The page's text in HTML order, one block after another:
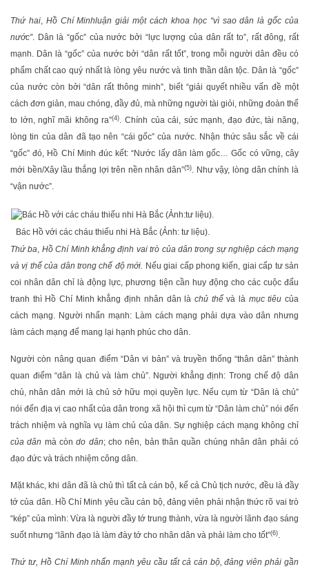
Thứ hai, Hồ Chí Minhluận giải một cách khoa học “vì sao dân là gốc của
nước”. Dân là “gốc” của nước bởi “lực lượng của dân rất to”, rất đông, rất
mạnh. Dân là “gốc” của nước bởi “dân rất tốt”, trong mỗi người dân đều có
phẩm chất cao quý nhất là lòng yêu nước và tinh thần dân tộc. Dân là “gốc”
của nước còn bởi “dân rất thông minh”, biết “giải quyết nhiều vấn đề một
cách đơn giản, mau chóng, đầy đủ, mà những người tài giỏi, những đoàn thể
to lớn, nghĩ mãi không ra”(4). Chính của cải, sức mạnh, đạo đức, tài năng,
lòng tin của dân đã tạo nên “cái gốc” của nước. Nhận thức sâu sắc về cái
“gốc” đó, Hồ Chí Minh đúc kết: “Nước lấy dân làm gốc… Gốc có vững, cây
mới bền/Xây lầu thắng lợi trên nền nhân dân”(5). Như vậy, lòng dân chính là
“vận nước”.
Bác Hồ với các cháu thiếu nhi Hà Bắc (Ảnh: tư liệu).
Thứ ba, Hồ Chí Minh khẳng định vai trò của dân trong sự nghiệp cách mạng
và vị thế của dân trong chế độ mới. Nếu giai cấp phong kiến, giai cấp tư sản
coi nhân dân chỉ là động lực, phương tiện cần huy động cho các cuộc đấu
tranh thì Hồ Chí Minh khẳng định nhân dân là chủ thểvà là mục tiêu của
cách mạng. Người nhấn mạnh: Làm cách mạng phải dựa vào dân nhưng
làm cách mạng để mang lại hạnh phúc cho dân.
Người còn nâng quan điểm “Dân vi bản” và truyền thống “thân dân” thành
quan điểm “dân là chủ và làm chủ”. Người khẳng định: Trong chế độ dân
chủ, nhân dân mới là chủ sở hữu mọi quyền lực. Nếu cụm từ “Dân là chủ”
nói đến địa vị cao nhất của dân trong xã hội thì cụm từ “Dân làm chủ” nói đến
trách nhiệm và nghĩa vụ làm chủ của dân. Sự nghiệp cách mạng không chỉ
của dân mà còndo dân; cho nên, bản thân quần chúng nhân dân phải có
đạo đức và trách nhiệm công dân.
Mặt khác, khi dân đã là chủ thì tất cả cán bộ, kể cả Chủ tịch nước, đều là đầy
tớ của dân. Hồ Chí Minh yêu cầu cán bộ, đảng viên phải nhận thức rõ vai trò
“kép” của mình: Vừa là người đầy tớ trung thành, vừa là người lãnh đạo sáng
suốt nhưng “lãnh đạo là làm đày tớ cho nhân dân và phải làm cho tốt”(6).
Thứ tư, Hồ Chí Minh nhấn mạnh yêu cầu tất cả cán bộ, đảng viên phải gần